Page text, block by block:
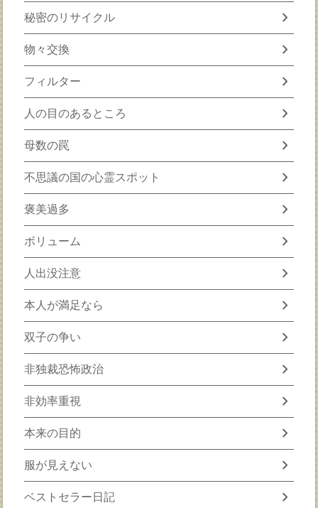
秘密のリサイクル chevron_right
物々交換 chevron_right
フィルター chevron_right
人の目のあるところ chevron_right
母数の罠 chevron_right
不思議の国の心霊スポット chevron_right
褒美過多 chevron_right
ボリューム chevron_right
人出没注意 chevron_right
本人が満足なら chevron_right
双子の争い chevron_right
非独裁恐怖政治 chevron_right
非効率重視 chevron_right
本来の目的 chevron_right
服が見えない chevron_right
ベストセラー日記 chevron_right